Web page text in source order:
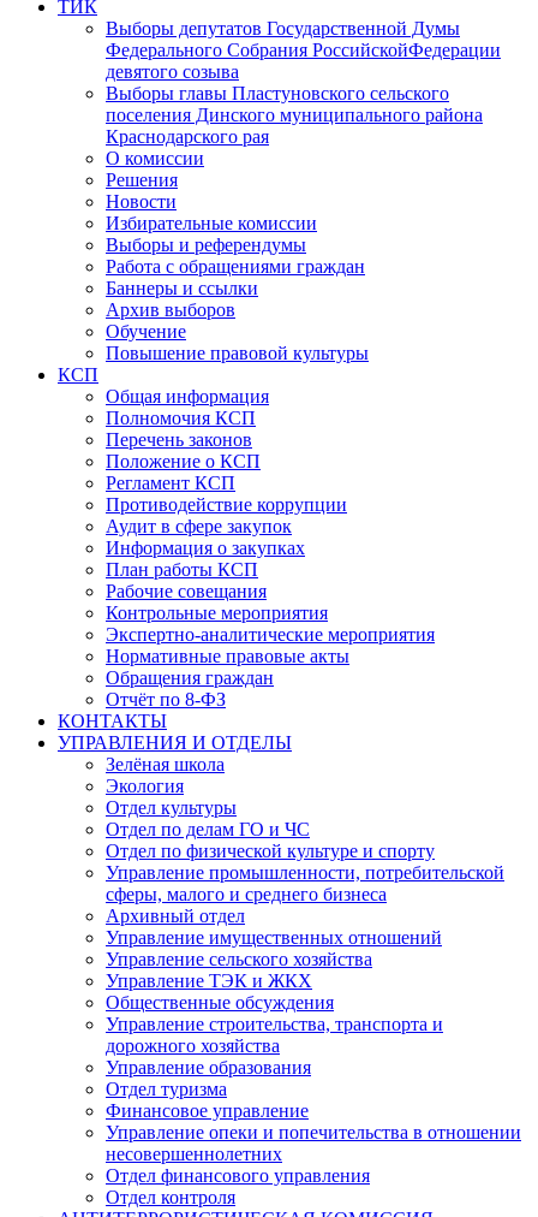
ТИК
Выборы депутатов Государственной Думы
Федерального Собрания РоссийскойФедерации
девятого созыва
Выборы главы Пластуновского сельского
поселения Динского муниципального района
Краснодарского рая
О комиссии
Решения
Новости
Избирательные комиссии
Выборы и референдумы
Работа с обращениями граждан
Баннеры и ссылки
Архив выборов
Обучение
Повышение правовой культуры
КСП
Общая информация
Полномочия КСП
Перечень законов
Положение о КСП
Регламент КСП
Противодействие коррупции
Аудит в сфере закупок
Информация о закупках
План работы КСП
Рабочие совещания
Контрольные мероприятия
Экспертно-аналитические мероприятия
Нормативные правовые акты
Обращения граждан
Отчёт по 8-ФЗ
КОНТАКТЫ
УПРАВЛЕНИЯ И ОТДЕЛЫ
Зелёная школа
Экология
Отдел культуры
Отдел по делам ГО и ЧС
Отдел по физической культуре и спорту
Управление промышленности, потребительской
сферы, малого и среднего бизнеса
Архивный отдел
Управление имущественных отношений
Управление сельского хозяйства
Управление ТЭК и ЖКХ
Общественные обсуждения
Управление строительства, транспорта и
дорожного хозяйства
Управление образования
Отдел туризма
Финансовое управление
Управление опеки и попечительства в отношении
несовершеннолетних
Отдел финансового управления
Отдел контроля